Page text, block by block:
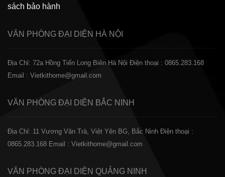
sách bảo hành
VĂN PHÒNG ĐẠI DIỆN HÀ NỘI
Địa Chỉ: 72a Hồng Tiến Long Biên Hà Nội Điện thoại : 0865.283.168
Email : Vietkithome@gmail.com
VĂN PHÒNG ĐẠI DIỆN BẮC NINH
Địa Chỉ: 11 Vương Văn Trà, Việt Yên BG, Bắc Ninh Điện thoại :
0865.283.168 Email : Vietkithome@gmail.com
VĂN PHÒNG ĐẠI DIỆN QUẢNG NINH